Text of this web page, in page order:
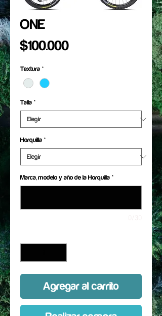
ONE
$100.000Precio
Textura *
Talla *
Horquilla *
Marca, modelo y año de la Horquilla *
Agregar al carrito